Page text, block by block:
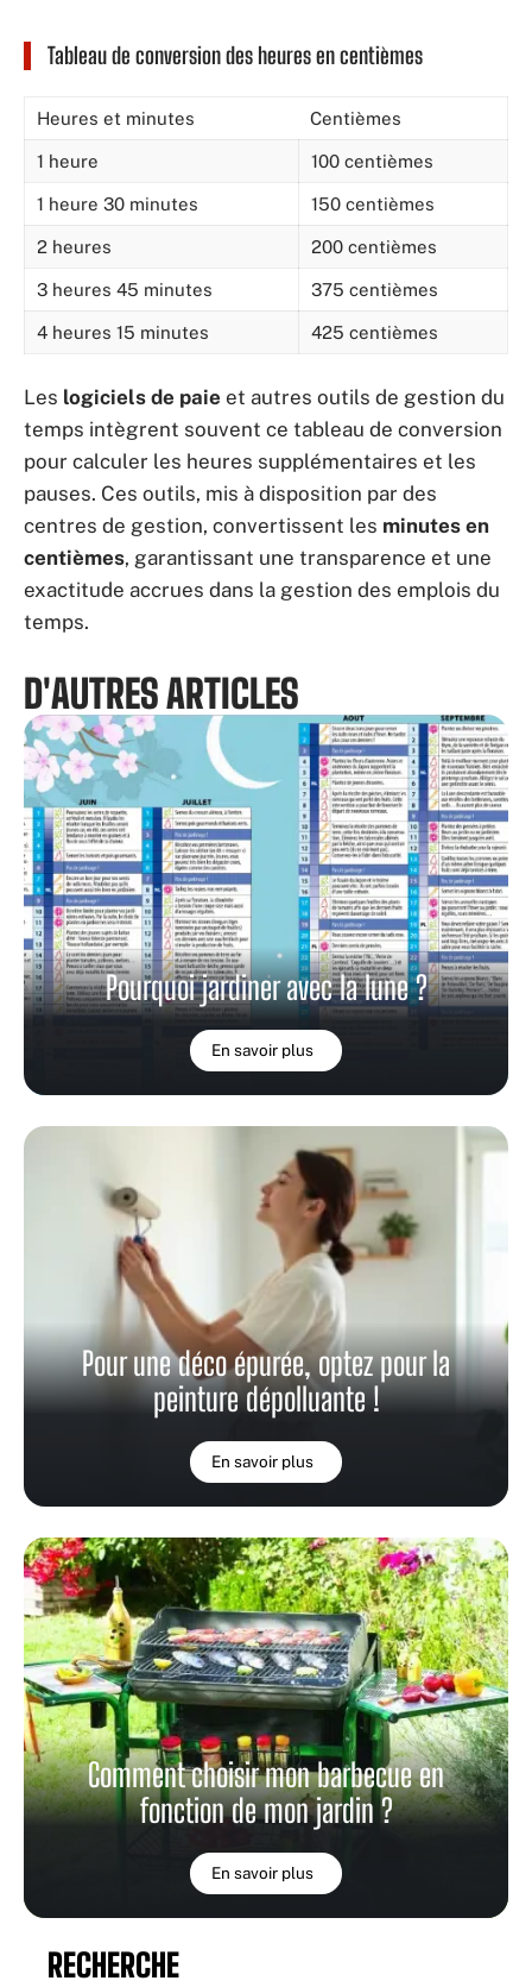
Tableau de conversion des heures en centièmes
Heures et minutes Centièmes
1 heure 100 centièmes
1 heure 30 minutes 150 centièmes
2 heures 200 centièmes
3 heures 45 minutes 375 centièmes
4 heures 15 minutes 425 centièmes
Les logiciels de paie et autres outils de gestion du
temps intègrent souvent ce tableau de conversion
pour calculer les heures supplémentaires et les
pauses. Ces outils, mis à disposition par des
centres de gestion, convertissent les minutes en
centièmes, garantissant une transparence et une
exactitude accrues dans la gestion des emplois du
temps.
D'AUTRES ARTICLES
Pourquoi jardiner avec la lune ?
En savoir plus
Pour une déco épurée, optez pour la
peinture dépolluante !
En savoir plus
Comment choisir mon barbecue en
fonction de mon jardin ?
En savoir plus
RECHERCHE